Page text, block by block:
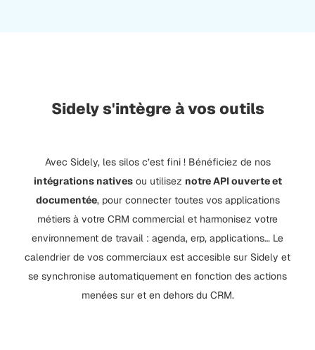
Sidely s'intègre à vos outils
Avec Sidely, les silos c’est fini ! Bénéficiez de nos
intégrations nativesou utilisez notre API ouverte et
documentée, pour connecter toutes vos applications
métiers à votre CRM commercial et harmonisez votre
environnement de travail : agenda, erp, applications… Le
calendrier de vos commerciaux est accesible sur Sidely et
se synchronise automatiquement en fonction des actions
menées sur et en dehors du CRM.